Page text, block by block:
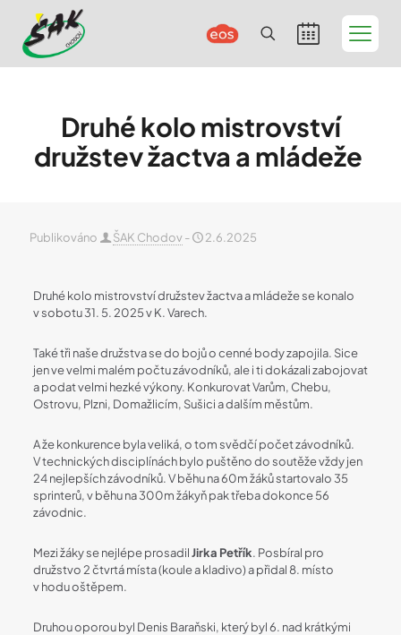
Druhé kolo mistrovství
družstev žactva a mládeže
Publikováno ŠAK Chodov- 2.6.2025
Druhé kolo mistrovství družstev žactva a mládeže se konalo
v sobotu 31. 5. 2025 v K. Varech.
Také tři naše družstva se do bojů o cenné body zapojila. Sice
jen ve velmi malém počtu závodníků, ale i ti dokázali zabojovat
a podat velmi hezké výkony. Konkurovat Varům, Chebu,
Ostrovu, Plzni, Domažlicím, Sušici a dalším městům.
A že konkurence byla veliká, o tom svědčí počet závodníků.
V technických disciplínách bylo puštěno do soutěže vždy jen
24 nejlepších závodníků. V běhu na 60m žáků startovalo 35
sprinterů, v běhu na 300m žákyň pak třeba dokonce 56
závodnic.
Mezi žáky se nejlépe prosadilJirka Petřík. Posbíral pro
družstvo 2 čtvrtá místa (koule a kladivo) a přidal 8. místo
v hodu oštěpem.
Druhou oporou byl Denis Baraňski, který byl 6. nad krátkými